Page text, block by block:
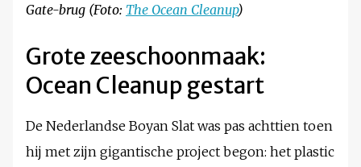
Gate-brug (Foto: The Ocean Cleanup)
Grote zeeschoonmaak:
Ocean Cleanup gestart
De Nederlandse Boyan Slat was pas achttien toen
hij met zijn gigantische project begon: het plastic